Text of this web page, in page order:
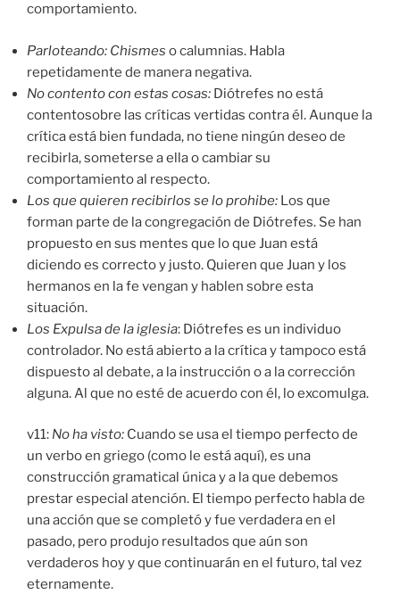
comportamiento.
Parloteando: Chismes o calumnias. Habla
repetidamente de manera negativa.
No contento con estas cosas: Diótrefes no está
contentosobre las críticas vertidas contra él. Aunque la
crítica está bien fundada, no tiene ningún deseo de
recibirla, someterse a ella o cambiar su
comportamiento al respecto.
Los que quieren recibirlos se lo prohibe: Los que
forman parte de la congregación de Diótrefes. Se han
propuesto en sus mentes que lo que Juan está
diciendo es correcto y justo. Quieren que Juan y los
hermanos en la fe vengan y hablen sobre esta
situación.
Los Expulsa de la iglesia: Diótrefes es un individuo
controlador. No está abierto a la crítica y tampoco está
dispuesto al debate, a la instrucción o a la corrección
alguna. Al que no esté de acuerdo con él, lo excomulga.
v11: No ha visto: Cuando se usa el tiempo perfecto de
un verbo en griego (como le está aquí), es una
construcción gramatical única y a la que debemos
prestar especial atención. El tiempo perfecto habla de
una acción que se completó y fue verdadera en el
pasado, pero produjo resultados que aún son
verdaderos hoy y que continuarán en el futuro, tal vez
eternamente.